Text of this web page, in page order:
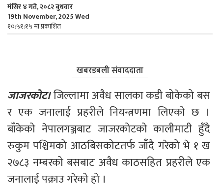
मंसिर ४ गते, २०८२ बुधवार
19th November, 2025 Wed
१०:५१:१५ मा प्रकाशित
खबरडबली संवाददाता
जाजरकोट। जिल्लामा अवैध सालका कडी बोकेको बस
र एक जनालाई प्रहरीले नियन्त्रणमा लिएको छ ।
बाँकेको नेपालगञ्जबाट जाजरकोटको कालीमाटी हुँदै
रुकुम पश्चिमको आठबिसकोटतर्फ जाँदै गरेको भे १ ख
२७८३ नम्बरको बसबाट अवैध काठसहित प्रहरीले एक
जनालाई पक्राउ गरेको हो ।